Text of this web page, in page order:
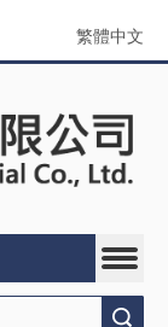
繁體中文